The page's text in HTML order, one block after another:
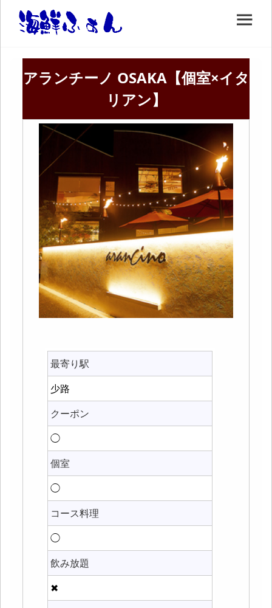
アランチーノ OSAKA【個室×イタ
リアン】
最寄り駅
少路
クーポン
◯
個室
◯
コース料理
◯
飲み放題
✖